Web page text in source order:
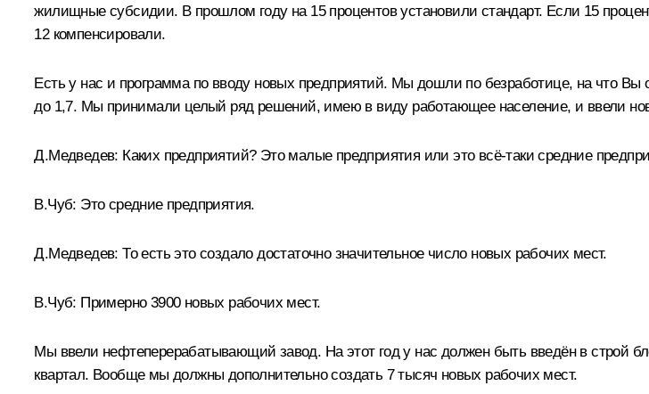
жилищные субсидии. В прошлом году на 15 процентов установили стандарт. Если 15
12 компенсировали.
Есть у нас и программа по вводу новых предприятий. Мы дошли по безработице, на что
до 1,7. Мы принимали целый ряд решений, имею в виду работающее население, и ввели
Д.Медведев: Каких предприятий? Это малые предприятия или это всё‑таки средние
В.Чуб: Это средние предприятия.
Д.Медведев: То есть это создало достаточно значительное число новых рабочих мест.
В.Чуб: Примерно 3900 новых рабочих мест.
Мы ввели нефтеперерабатывающий завод. На этот год у нас должен быть введён в строй
квартал. Вообще мы должны дополнительно создать 7 тысяч новых рабочих мест.